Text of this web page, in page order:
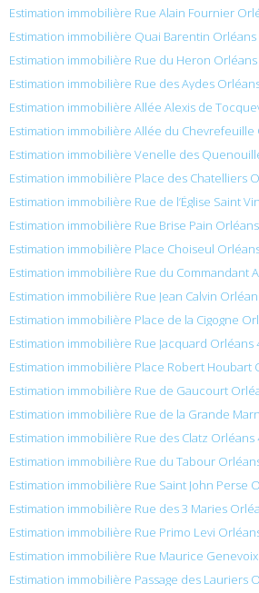
Estimation immobilière Rue Alain Fournier
Estimation immobilière Quai Barentin Orléans
Estimation immobilière Rue du Heron Orléans
Estimation immobilière Rue des Aydes
Estimation immobilière Allée Alexis de
Estimation immobilière Allée du Chevrefeuille
Estimation immobilière Venelle des
Estimation immobilière Place des Chatelliers
Estimation immobilière Rue de l’Église Saint
Estimation immobilière Rue Brise Pain
Estimation immobilière Place Choiseul
Estimation immobilière Rue du Commandant
Estimation immobilière Rue Jean Calvin
Estimation immobilière Place de la Cigogne
Estimation immobilière Rue Jacquard Orléans
Estimation immobilière Place Robert Houbart
Estimation immobilière Rue de Gaucourt
Estimation immobilière Rue de la Grande
Estimation immobilière Rue des Clatz Orléans
Estimation immobilière Rue du Tabour
Estimation immobilière Rue Saint John Perse
Estimation immobilière Rue des 3 Maries
Estimation immobilière Rue Primo Levi
Estimation immobilière Rue Maurice
Estimation immobilière Passage des Lauriers